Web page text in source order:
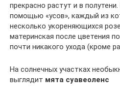
прекрасно растут и в
помощью «усов», каждый из
несколько укореняющихся
материнская после цветения
почти никакого ухода (кроме
На солнечных участках
выглядит мята суавеоленс